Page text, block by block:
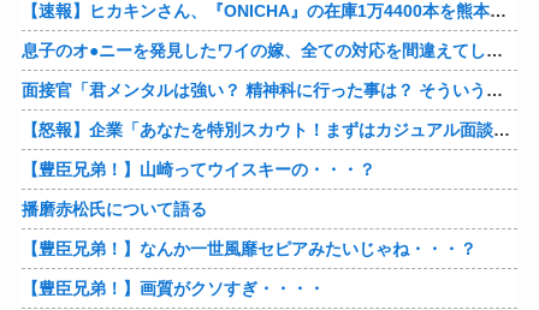
【速報】ヒカキンさん、『ONICHA』の在庫1万4400本を熊本県に発送
息子のオ●ニーを発見したワイの嫁、全ての対応を間違えてしまう…
面接官「君メンタルは強い？ 精神科に行った事は？ そういう薬飲んでたりしない？」→
【怒報】企業「あなたを特別スカウト！まずはカジュアル面談をしませんか？」 ワイ「ん？話だけでも聞いてやるか…」→
【豊臣兄弟！】山崎ってウイスキーの・・・？
播磨赤松氏について語る
【豊臣兄弟！】なんか一世風靡セピアみたいじゃね・・・？
【豊臣兄弟！】画質がクソすぎ・・・・